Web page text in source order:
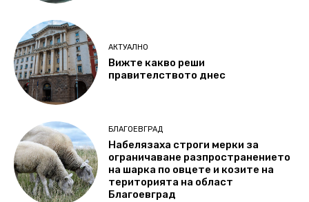
АКТУАЛНО
Вижте какво реши
правителството днес
БЛАГОЕВГРАД
Набелязаха строги мерки за
ограничаване разпространението
на шарка по овцете и козите на
територията на област
Благоевград